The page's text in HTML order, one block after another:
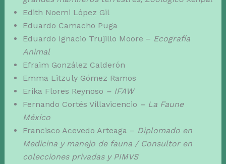
Edith Noemi López Gil
Eduardo Camacho Puga
Eduardo Ignacio Trujillo Moore – Ecografía
Animal
Efraim González Calderón
Emma Litzuly Gómez Ramos
Erika Flores Reynoso – IFAW
Fernando Cortés Villavicencio – La Faune
México
Francisco Acevedo Arteaga – Diplomado en
Medicina y manejo de fauna / Consultor en
colecciones privadas y PIMVS